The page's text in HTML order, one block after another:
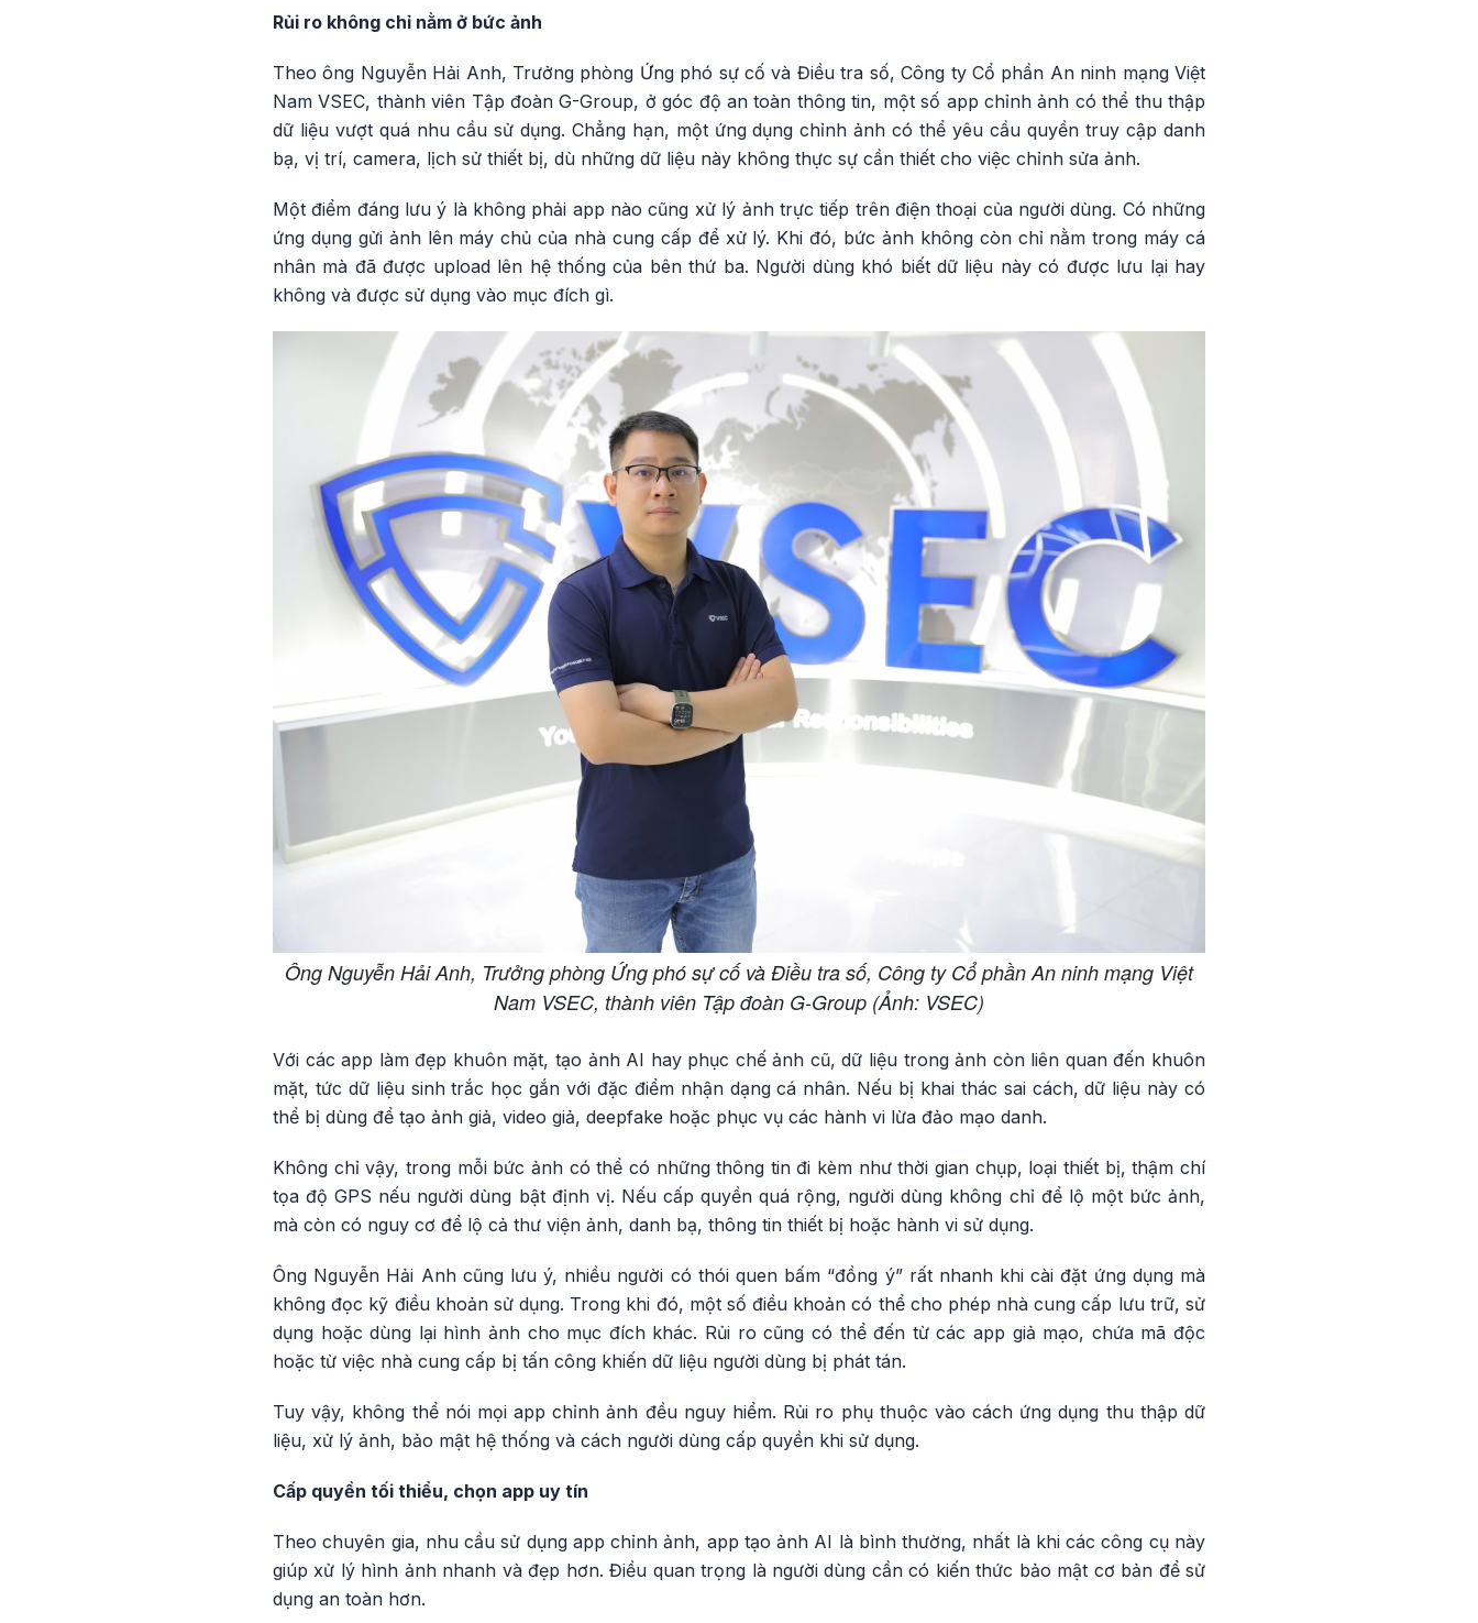
Rủi ro không chỉ nằm ở bức ảnh
Theo ông Nguyễn Hải Anh, Trưởng phòng Ứng phó sự cố và Điều tra số, Công ty Cổ phần An ninh mạng Việt
Nam VSEC, thành viên Tập đoàn G-Group, ở góc độ an toàn thông tin, một số app chỉnh ảnh có thể thu thập
dữ liệu vượt quá nhu cầu sử dụng. Chẳng hạn, một ứng dụng chỉnh ảnh có thể yêu cầu quyền truy cập danh
bạ, vị trí, camera, lịch sử thiết bị, dù những dữ liệu này không thực sự cần thiết cho việc chỉnh sửa ảnh.
Một điểm đáng lưu ý là không phải app nào cũng xử lý ảnh trực tiếp trên điện thoại của người dùng. Có những
ứng dụng gửi ảnh lên máy chủ của nhà cung cấp để xử lý. Khi đó, bức ảnh không còn chỉ nằm trong máy cá
nhân mà đã được upload lên hệ thống của bên thứ ba. Người dùng khó biết dữ liệu này có được lưu lại hay
không và được sử dụng vào mục đích gì.
Ông Nguyễn Hải Anh, Trưởng phòng Ứng phó sự cố và Điều tra số, Công ty Cổ phần An ninh mạng Việt
Nam VSEC, thành viên Tập đoàn G-Group (Ảnh: VSEC)
Với các app làm đẹp khuôn mặt, tạo ảnh AI hay phục chế ảnh cũ, dữ liệu trong ảnh còn liên quan đến khuôn
mặt, tức dữ liệu sinh trắc học gắn với đặc điểm nhận dạng cá nhân. Nếu bị khai thác sai cách, dữ liệu này có
thể bị dùng để tạo ảnh giả, video giả, deepfake hoặc phục vụ các hành vi lừa đảo mạo danh.
Không chỉ vậy, trong mỗi bức ảnh có thể có những thông tin đi kèm như thời gian chụp, loại thiết bị, thậm chí
tọa độ GPS nếu người dùng bật định vị. Nếu cấp quyền quá rộng, người dùng không chỉ để lộ một bức ảnh,
mà còn có nguy cơ để lộ cả thư viện ảnh, danh bạ, thông tin thiết bị hoặc hành vi sử dụng.
Ông Nguyễn Hải Anh cũng lưu ý, nhiều người có thói quen bấm “đồng ý” rất nhanh khi cài đặt ứng dụng mà
không đọc kỹ điều khoản sử dụng. Trong khi đó, một số điều khoản có thể cho phép nhà cung cấp lưu trữ, sử
dụng hoặc dùng lại hình ảnh cho mục đích khác. Rủi ro cũng có thể đến từ các app giả mạo, chứa mã độc
hoặc từ việc nhà cung cấp bị tấn công khiến dữ liệu người dùng bị phát tán.
Tuy vậy, không thể nói mọi app chỉnh ảnh đều nguy hiểm. Rủi ro phụ thuộc vào cách ứng dụng thu thập dữ
liệu, xử lý ảnh, bảo mật hệ thống và cách người dùng cấp quyền khi sử dụng.
Cấp quyền tối thiểu, chọn app uy tín
Theo chuyên gia, nhu cầu sử dụng app chỉnh ảnh, app tạo ảnh AI là bình thường, nhất là khi các công cụ này
giúp xử lý hình ảnh nhanh và đẹp hơn. Điều quan trọng là người dùng cần có kiến thức bảo mật cơ bản để sử
dụng an toàn hơn.